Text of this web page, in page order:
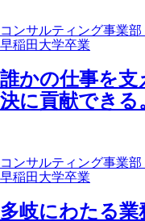
コンサルティング事業
早稲田大学卒業
誰かの仕事を支
決に貢献できる
コンサルティング事業
早稲田大学卒業
多岐にわたる業